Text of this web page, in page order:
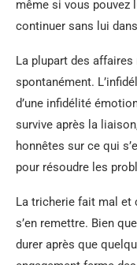
même si vous pouvez
continuer sans lui
La plupart des
spontanément.
d’une infidélité
survive après la
honnêtes sur ce qui
pour résoudre les
La tricherie fait mal et
s’en remettre. Bien
durer après que